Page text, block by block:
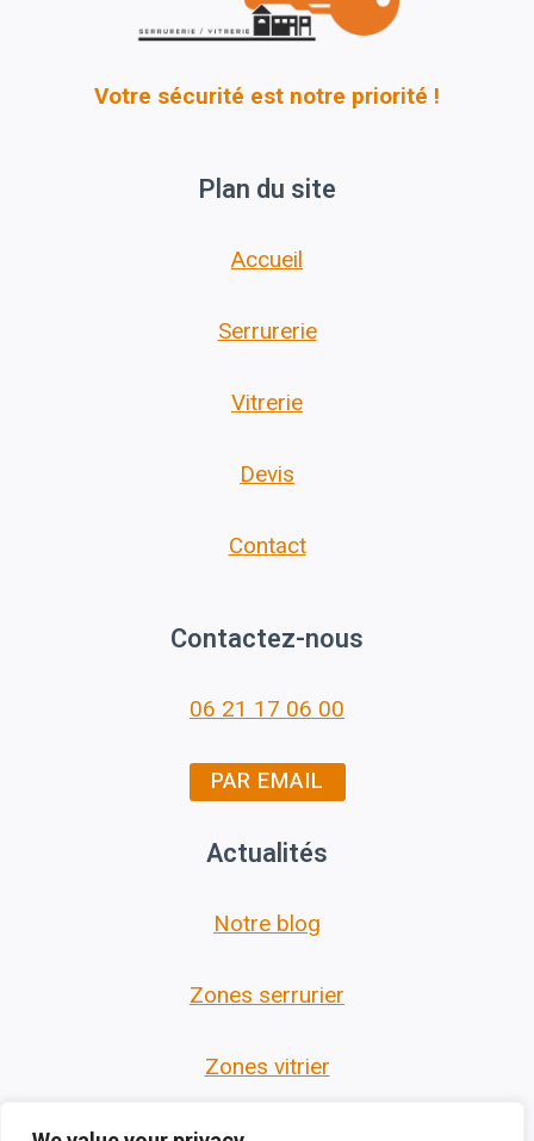
Votre sécurité est notre priorité !
Plan du site
Accueil
Serrurerie
Vitrerie
Devis
Contact
Contactez-nous
06 21 17 06 00
PAR EMAIL
Actualités
Notre blog
Zones serrurier
Zones vitrier